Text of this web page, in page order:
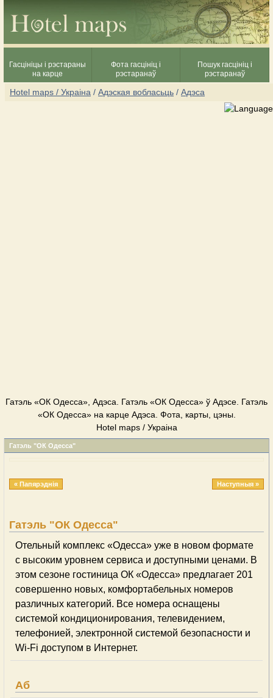
Гасцініцы і рэстараны
на карце
Фота гасцініц і
рэстаранаў
Пошук гасцініц і
рэстаранаў
Hotel maps / Украіна / Адэская вобласьць / Адэса
Гатэль «ОК Одесса», Адэса. Гатэль «ОК Одесса» ў Адэсе. Гатэль
«ОК Одесса» на карце Адэса. Фота, карты, цэны.
Hotel maps / Украіна
Гатэль "ОК Одесса"
« Папярэднія Наступныя »
Гатэль "ОК Одесса"
Отельный комплекс «Одесса» уже в новом формате
с высоким уровнем сервиса и доступными ценами. В
этом сезоне гостиница ОК «Одесса» предлагает 201
совершенно новых, комфортабельных номеров
различных категорий. Все номера оснащены
системой кондиционирования, телевидением,
телефонией, электронной системой безопасности и
Wi-Fi доступом в Интернет.
Аб